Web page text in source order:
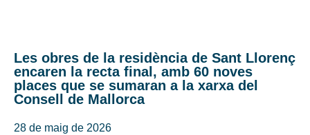
Les obres de la residència de Sant Llorenç
encaren la recta final, amb 60 noves
places que se sumaran a la xarxa del
Consell de Mallorca
28 de maig de 2026